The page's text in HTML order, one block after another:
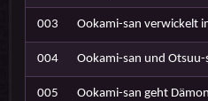
003 Ookami-san verwickelt
004 Ookami-san und
005 Ookami-san geht